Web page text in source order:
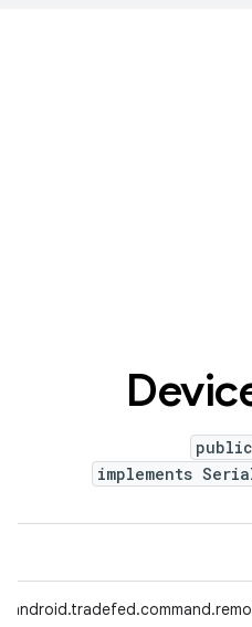
implements